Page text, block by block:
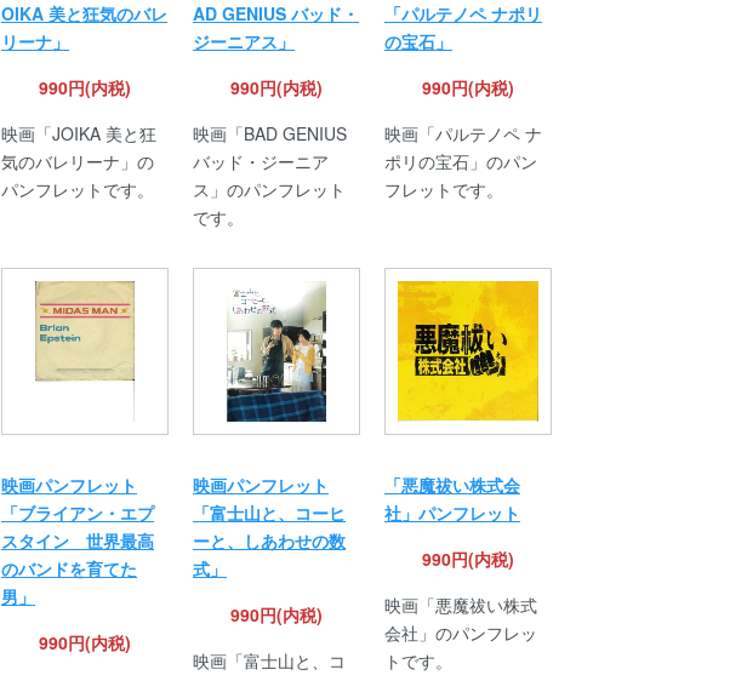
OIKA 美と狂気のバレ
リーナ」
990円(内税)
映画「JOIKA 美と狂
気のバレリーナ」の
パンフレットです。
AD GENIUS バッド・
ジーニアス」
990円(内税)
映画「BAD GENIUS
バッド・ジーニア
ス」のパンフレット
です。
「パルテノペ ナポリ
の宝石」
990円(内税)
映画「パルテノペ ナ
ポリの宝石」のパン
フレットです。
映画パンフレット
「ブライアン・エプ
スタイン 世界最高
のバンドを育てた
男」
990円(内税)
映画パンフレット
「富士山と、コーヒ
ーと、しあわせの数
式」
990円(内税)
映画「富士山と、コ
「悪魔祓い株式会
社」パンフレット
990円(内税)
映画「悪魔祓い株式
会社」のパンフレッ
トです。